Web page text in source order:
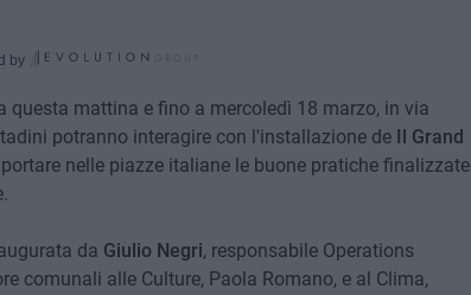
by
questa mattina e fino a mercoledì 18 marzo, in via
potranno interagire con l'installazione de Il Grand
nelle piazze italiane le buone pratiche finalizzate
da Giulio Negri, responsabile Operations
comunali alle Culture, Paola Romano, e al Clima,